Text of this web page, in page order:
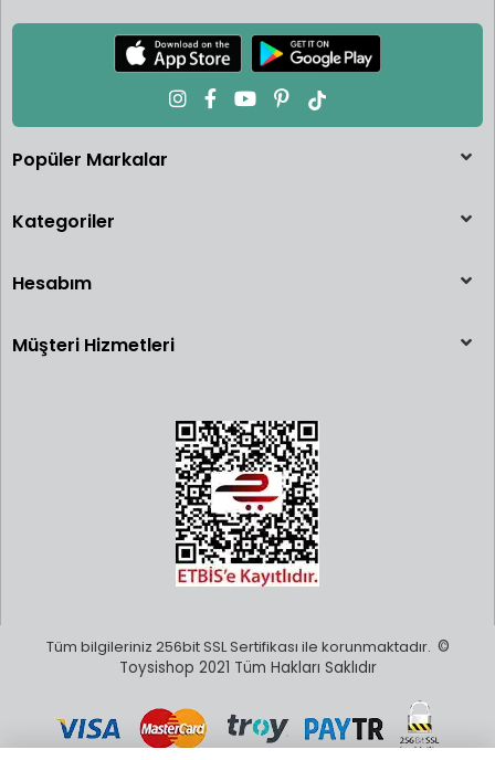
Popüler Markalar
Kategoriler
Hesabım
Müşteri Hizmetleri
Tüm bilgileriniz 256bit SSL Sertifikası ile korunmaktadır. ©
Toysishop 2021 Tüm Hakları Saklıdır